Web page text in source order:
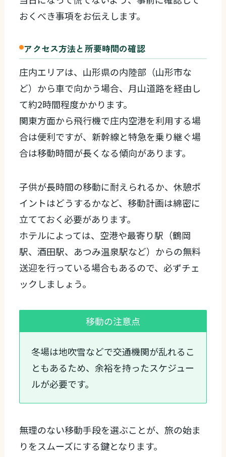
おくべき事項をお伝えします。
アクセス方法と所要時間の確認
庄内エリアは、山形県の内陸部（山形市な
ど）から車で向かう場合、月山道路を経由し
て約2時間程度かかります。
関東方面から飛行機で庄内空港を利用する場
合は便利ですが、新幹線と特急を乗り継ぐ場
合は移動時間が長くなる傾向があります。
子供が長時間の移動に耐えられるか、休憩ポ
イントはどうするかなど、移動計画は綿密に
立てておく必要があります。
ホテルによっては、空港や最寄り駅（鶴岡
駅、酒田駅、あつみ温泉駅など）からの無料
送迎を行っている場合もあるので、必ずチェ
ックしましょう。
移動の注意点
冬場は地吹雪などで交通機関が乱れるこ
ともあるため、余裕を持ったスケジュー
ルが必要です。
無理のない移動手段を選ぶことが、旅の始ま
りをスムーズにする鍵となります。